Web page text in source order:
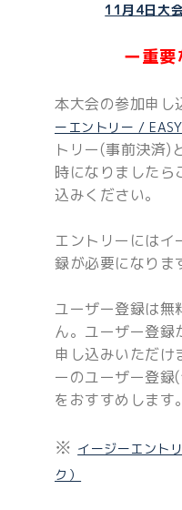
11月4日大
ー重
本大会の参加申し
ーエントリー /
トリー(事前決済)
時になりましたら
込みください。
エントリーにはイ
録が必要になりま
ユーザー登録は無
ん。ユーザー登録
申し込みいただけ
ーのユーザー登録
をおすすめします。
※ イージーエント
ク）